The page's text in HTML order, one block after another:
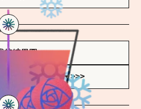
的結果圖
看香氛類型全解析 >>>